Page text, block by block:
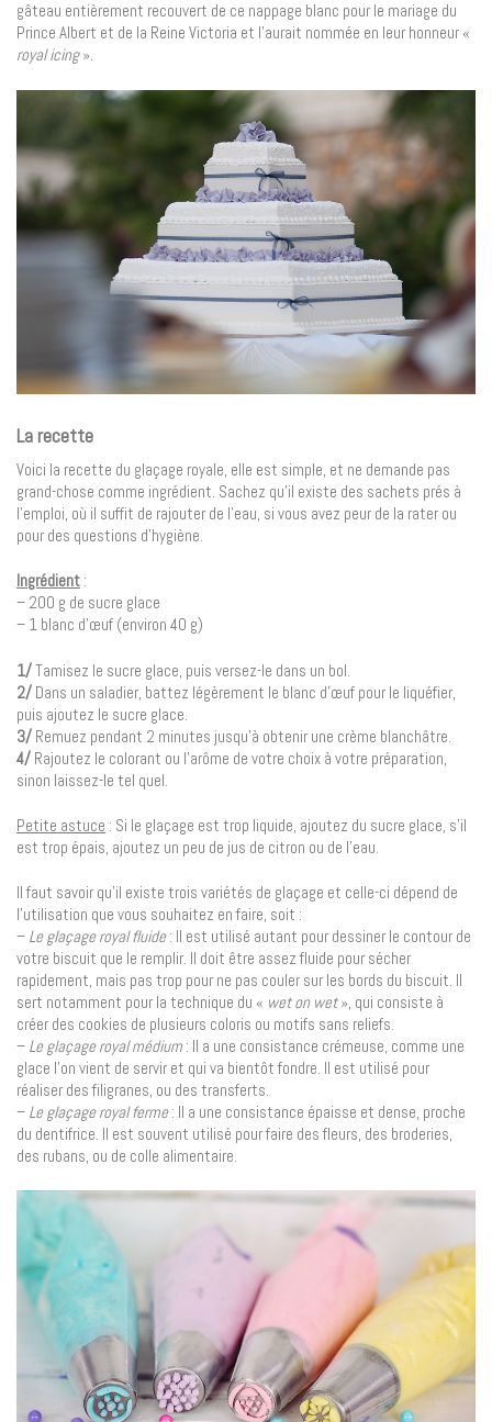
gâteau entièrement recouvert de ce nappage blanc pour le mariage du
Prince Albert et de la Reine Victoria et l’aurait nommée en leur honneur «
royal icing».
La recette
Voici la recette du glaçage royale, elle est simple, et ne demande pas
grand-chose comme ingrédient. Sachez qu’il existe des sachets prés à
l’emploi, où il suffit de rajouter de l’eau, si vous avez peur de la rater ou
pour des questions d’hygiène.
Ingrédient :
– 200 g de sucre glace
– 1 blanc d’œuf (environ 40 g)
1/Tamisez le sucre glace, puis versez-le dans un bol.
2/ Dans un saladier, battez légèrement le blanc d’œuf pour le liquéfier,
puis ajoutez le sucre glace.
3/ Remuez pendant 2 minutes jusqu’à obtenir une crème blanchâtre.
4/ Rajoutez le colorant ou l’arôme de votre choix à votre préparation,
sinon laissez-le tel quel.
Petite astuce : Si le glaçage est trop liquide, ajoutez du sucre glace, s’il
est trop épais, ajoutez un peu de jus de citron ou de l’eau.
Il faut savoir qu’il existe trois variétés de glaçage et celle-ci dépend de
l’utilisation que vous souhaitez en faire, soit :
– Le glaçage royal fluide: Il est utilisé autant pour dessiner le contour de
votre biscuit que le remplir. Il doit être assez fluide pour sécher
rapidement, mais pas trop pour ne pas couler sur les bords du biscuit. Il
sert notamment pour la technique du « wet on wet», qui consiste à
créer des cookies de plusieurs coloris ou motifs sans reliefs.
– Le glaçage royal médium : Il a une consistance crémeuse, comme une
glace l’on vient de servir et qui va bientôt fondre. Il est utilisé pour
réaliser des filigranes, ou des transferts.
– Le glaçage royal ferme: Il a une consistance épaisse et dense, proche
du dentifrice. Il est souvent utilisé pour faire des fleurs, des broderies,
des rubans, ou de colle alimentaire.